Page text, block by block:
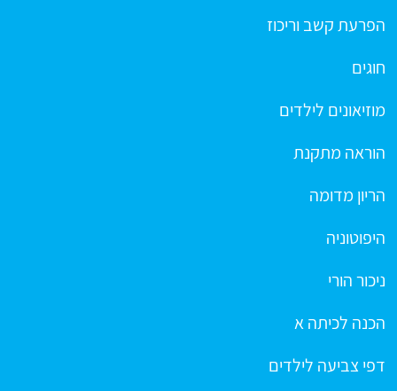
הפרעת קשב וריכוז
חוגים
מוזיאונים לילדים
הוראה מתקנת
הריון מדומה
היפוטוניה
ניכור הורי
הכנה לכיתה א
דפי צביעה לילדים